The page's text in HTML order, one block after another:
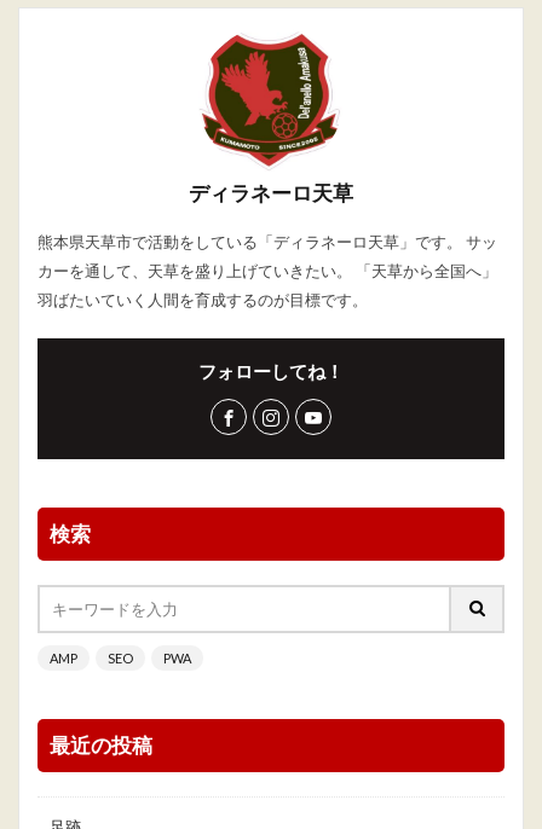
ディラネーロ天草
熊本県天草市で活動をしている「ディラネーロ天草」です。 サッ
カーを通して、天草を盛り上げていきたい。 「天草から全国へ」
羽ばたいていく人間を育成するのが目標です。
フォローしてね！
検索
AMP SEO PWA
最近の投稿